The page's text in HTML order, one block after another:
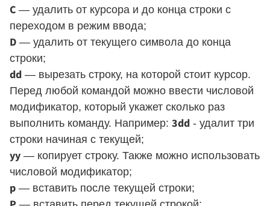
C — удалить от курсора и до конца строки с
переходом в режим ввода;
D — удалить от текущего символа до конца
строки;
dd — вырезать строку, на которой стоит курсор.
Перед любой командой можно ввести числовой
модификатор, который укажет сколько раз
выполнить команду. Например: 3dd - удалит три
строки начиная с текущей;
yy — копирует строку. Также можно использовать
числовой модификатор;
p — вставить после текущей строки;